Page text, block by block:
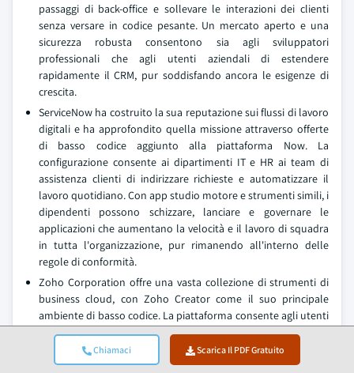
Chiamaci Scarica Il PDF Gratuito
passaggi di back-office e sollevare le interazioni dei clienti
senza versare in codice pesante. Un mercato aperto e una
sicurezza robusta consentono sia agli sviluppatori
professionali che agli utenti aziendali di estendere
rapidamente il CRM, pur soddisfando ancora le esigenze di
crescita.
ServiceNow ha costruito la sua reputazione sui flussi di lavoro
digitali e ha approfondito quella missione attraverso offerte
di basso codice aggiunto alla piattaforma Now. La
configurazione consente ai dipartimenti IT e HR ai team di
assistenza clienti di indirizzare richieste e automatizzare il
lavoro quotidiano. Con app studio motore e strumenti simili, i
dipendenti possono schizzare, lanciare e governare le
applicazioni che aumentano la velocità e il lavoro di squadra
in tutta l'organizzazione, pur rimanendo all'interno delle
regole di conformità.
Zoho Corporation offre una vasta collezione di strumenti di
business cloud, con Zoho Creator come il suo principale
ambiente di basso codice. La piattaforma consente agli utenti
di progettare applicazioni su misura per operazioni, finanza,
risorse umane e altre aree senza richiedere ampie
competenze di codifica. Rinomato per la sua convenienza